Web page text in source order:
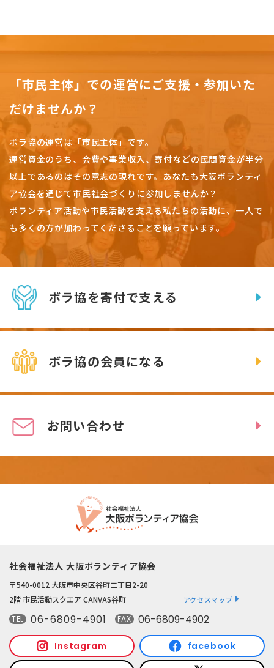
「市民主体」での運営にご支援・参加いた
だけませんか？
ボラ協の運営は「市民主体」です。
運営資金のうち、会費や事業収入、寄付などの民間資金が半分
以上であるのはその意志の現れです。 あなたも大阪ボランティ
ア協会を通じて市民社会づくりに参加しませんか？
ボランティア活動や市民活動を支える私たちの活動に、一人で
も多くの方が加わってくださることを願っています。
ボラ協を寄付で支える
ボラ協の会員になる
お問い合わせ
社会福祉法人 大阪ボランティア協会
〒540-0012 大阪市中央区谷町二丁目2-20
2階 市民活動スクエア CANVAS谷町
アクセスマップ
TEL 06-6809-4901 FAX 06-6809-4902
Instagram facebook